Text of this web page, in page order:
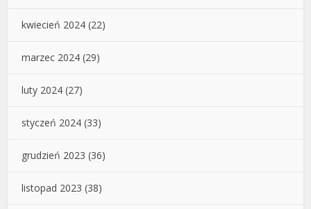
kwiecień 2024 (22)
marzec 2024 (29)
luty 2024 (27)
styczeń 2024 (33)
grudzień 2023 (36)
listopad 2023 (38)